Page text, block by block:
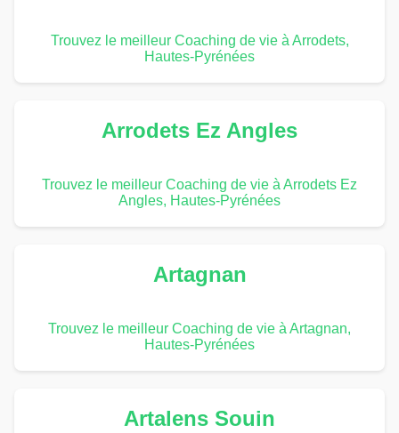
Trouvez le meilleur Coaching de vie à Arrodets,
Hautes-Pyrénées
Arrodets Ez Angles
Trouvez le meilleur Coaching de vie à Arrodets Ez
Angles, Hautes-Pyrénées
Artagnan
Trouvez le meilleur Coaching de vie à Artagnan,
Hautes-Pyrénées
Artalens Souin